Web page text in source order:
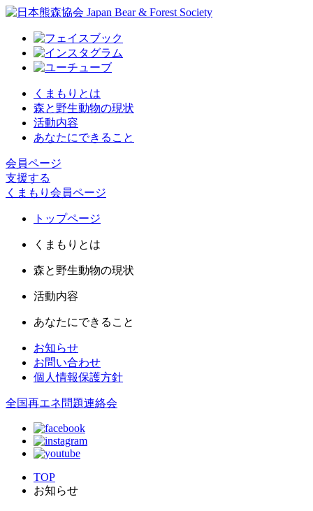
くまもりとは
森と野生動物の現状
活動内容
あなたにできること
会員ページ
支援する
くまもり会員ページ
トップページ
くまもりとは
森と野生動物の現状
活動内容
あなたにできること
お知らせ
お問い合わせ
個人情報保護方針
全国再エネ問題連絡会
TOP
お知らせ